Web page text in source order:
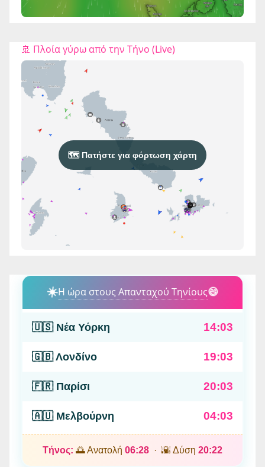
🚢 Πλοία γύρω από την Τήνο (Live)
🗺️ Πατήστε για φόρτωση χάρτη
☀️Η ώρα στους Απανταχού Τηνίους😄
🇺🇸 Νέα Υόρκη 14:03
🇬🇧 Λονδίνο 19:03
🇫🇷 Παρίσι 20:03
🇦🇺 Μελβούρνη 04:03
Τήνος: 🌅 Ανατολή 06:28 · 🌇 Δύση 20:22